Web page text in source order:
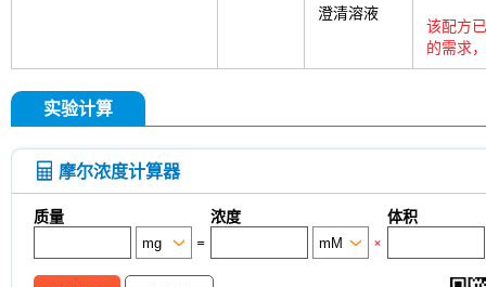
澄清溶液
该配方
的需求
实验计算
摩尔浓度计算器
质量 浓度
体积
=
×